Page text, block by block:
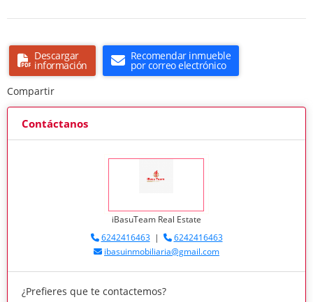
Descargar
información
Recomendar inmueble
por correo electrónico
Compartir
Contáctanos
iBasuTeam Real Estate
6242416463|
6242416463
ibasuinmobiliaria@gmail.com
¿Prefieres que te contactemos?